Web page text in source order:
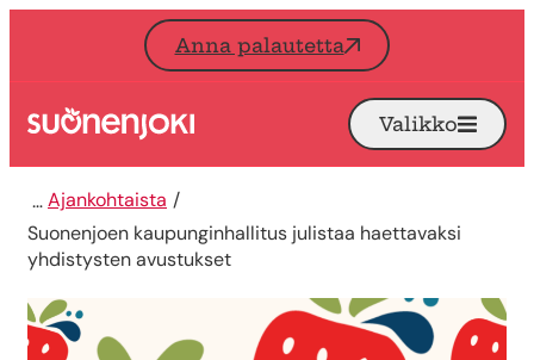
Siirry sisältöön
Anna palautetta
Etusivu Avaa
Valikko
Ajankohtaista
Suonenjoen kaupunginhallitus julistaa haettavaksi
yhdistysten avustukset